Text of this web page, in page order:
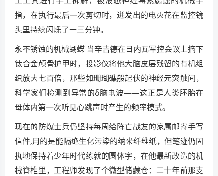
指，在执行最后一次剪切时，迸发出的电火花在监控镜
头里持续闪烁了十三分钟。
永不锈蚀的机械蝴蝶 当辛吉德在日内瓦军控会议上摘下
钛合金颅骨护甲时，投影仪将他大脑皮层残留的有机组
织放大七百倍，那些如珊瑚礁般起伏的神经元突触间，
科学家们检测到异常的δ脑电波——这正是人类胚胎在
母体内第一次听见心跳声时产生的频率模式。
现在的防爆士兵仍坚持每周给阵亡战友的家属邮寄手写
信件,用的是能隔绝生化污染的纳米纤维纸，但笔迹仍固
执地保持着少年时代练就的圆体字，在他最新改造的机
械脊椎里，工程师发现了个微型储藏仓：二十年前那支